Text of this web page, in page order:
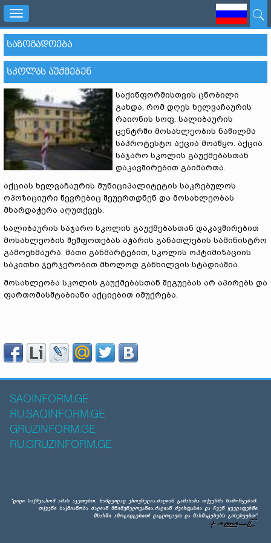
Toggle
navigation
ᲡᲐᲖᲝᲒᲐᲓᲝᲔᲑᲐ
ᲡᲙᲝᲚᲐᲡ ᲐᲣᲥᲛᲔᲑᲔᲜ
საქინფორმისთვის ცნობილი
გახდა, რომ დღეს ხელვაჩაურის
რაიონის სოფ. სალიბაურის
ცენტრში მოსახლეობის ნაწილმა
საპროტესტო აქცია მოაწყო. აქცია
საჯარო სკოლის გაუქმებასთან
დაკავშირებით გაიმართა.
აქციას ხელვაჩაურის მუნიციპალიტეტის საკრებულოს
ოპოზიციური წევრებიც შეუერთდნენ და მოსახლეობას
მხარდაჭერა აღუთქვეს.
სალიბაურის საჯარო სკოლის გაუქმებასთან დაკავშირებით
მოსახლეობის შეშფოთებას აჭარის განათლების სამინისტრო
გამოეხმაურა. მათი განმარტებით, სკოლის ოპტიმიზაციის
საკითხი ჯერჯერობით მხოლოდ განხილვის სტადიაშია.
მოსახლეობა სკოლის გაუქმებასთან შეგუებას არ აპირებს და
ფართომასშტაბიანი აქციებით იმუქრება.
SAQINFORM.GE
RU.SAQINFORM.GE
GRUZINFORM.GE
RU.GRUZINFORM.GE